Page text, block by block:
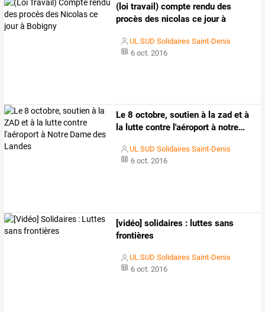
(loi travail) compte rendu des
procès des nicolas ce jour à
UL SUD Solidaires Saint-Denis
6 oct. 2016
Le 8 octobre, soutien à la zad et à
la lutte contre l'aéroport à notre…
UL SUD Solidaires Saint-Denis
6 oct. 2016
[vidéo] solidaires : luttes sans
frontières
UL SUD Solidaires Saint-Denis
6 oct. 2016